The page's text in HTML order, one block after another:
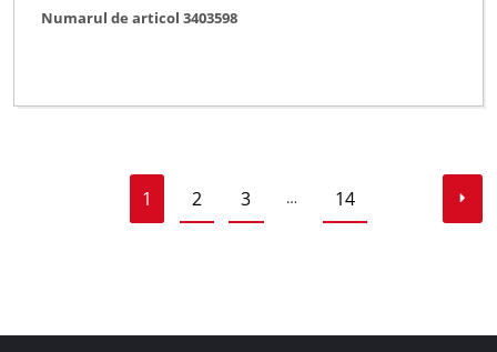
Numarul de articol 3403598
1 2 3 … 14